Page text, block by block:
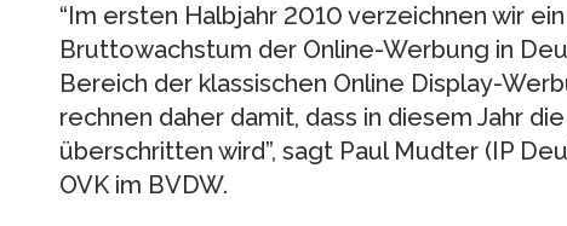
“Im ersten Halbjahr 2010 verzeichnen wir
Bruttowachstum der Online-Werbung in
Bereich der klassischen Online Display-
rechnen daher damit, dass in diesem Jahr
überschritten wird”, sagt Paul Mudter (IP
OVK im BVDW.